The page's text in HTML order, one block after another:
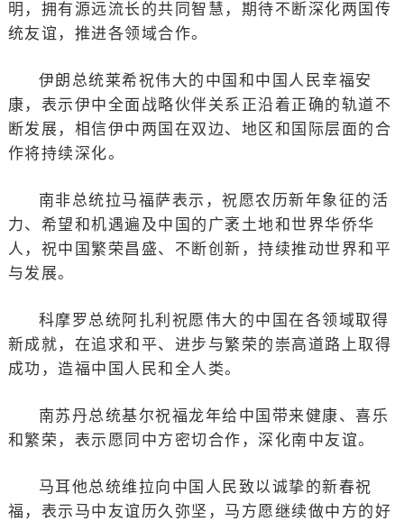
明，拥有源远流长的共同智慧，期待不断深化两国传
统友谊，推进各领域合作。
伊朗总统莱希祝伟大的中国和中国人民幸福安
康，表示伊中全面战略伙伴关系正沿着正确的轨道不
断发展，相信伊中两国在双边、地区和国际层面的合
作将持续深化。
南非总统拉马福萨表示，祝愿农历新年象征的活
力、希望和机遇遍及中国的广袤土地和世界华侨华
人，祝中国繁荣昌盛、不断创新，持续推动世界和平
与发展。
科摩罗总统阿扎利祝愿伟大的中国在各领域取得
新成就，在追求和平、进步与繁荣的崇高道路上取得
成功，造福中国人民和全人类。
南苏丹总统基尔祝福龙年给中国带来健康、喜乐
和繁荣，表示愿同中方密切合作，深化南中友谊。
马耳他总统维拉向中国人民致以诚挚的新春祝
福，表示马中友谊历久弥坚，马方愿继续做中方的好